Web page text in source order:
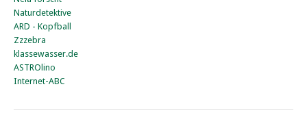
Naturdetektive
ARD - Kopfball
Zzzebra
klassewasser.de
ASTROlino
Internet-ABC